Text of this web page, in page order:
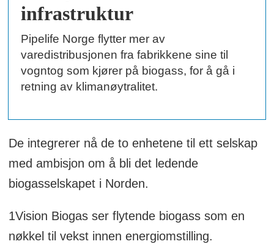
infrastruktur
Pipelife Norge flytter mer av
varedistribusjonen fra fabrikkene sine til
vogntog som kjører på biogass, for å gå i
retning av klimanøytralitet.
De integrerer nå de to enhetene til ett selskap
med ambisjon om å bli det ledende
biogasselskapet i Norden.
1Vision Biogas ser flytende biogass som en
nøkkel til vekst innen energiomstilling.